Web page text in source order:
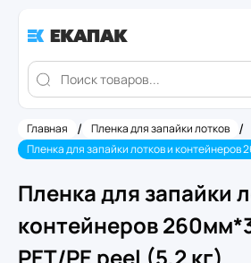
Главная / Пленка для запайки лотков /
Пленка для запайки
контейнеров